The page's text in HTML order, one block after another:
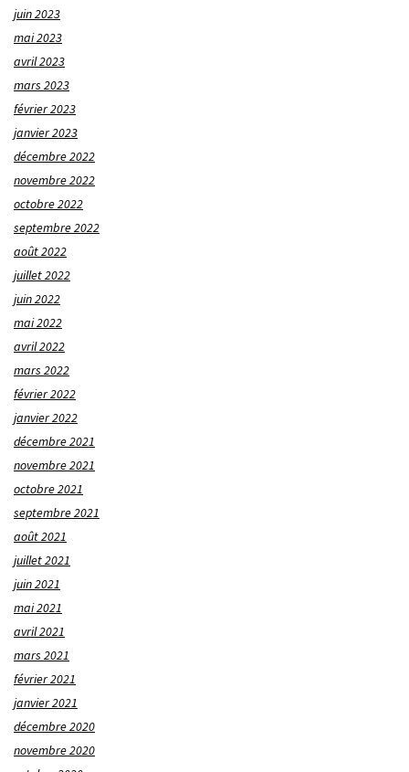
juin 2023
mai 2023
avril 2023
mars 2023
février 2023
janvier 2023
décembre 2022
novembre 2022
octobre 2022
septembre 2022
août 2022
juillet 2022
juin 2022
mai 2022
avril 2022
mars 2022
février 2022
janvier 2022
décembre 2021
novembre 2021
octobre 2021
septembre 2021
août 2021
juillet 2021
juin 2021
mai 2021
avril 2021
mars 2021
février 2021
janvier 2021
décembre 2020
novembre 2020